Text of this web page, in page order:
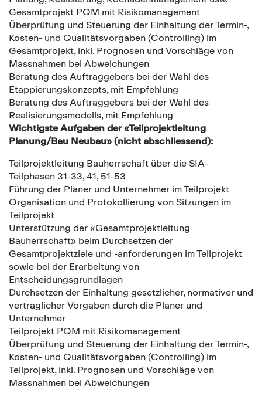
Gesamtprojekt PQM mit Risikomanagement
Überprüfung und Steuerung der Einhaltung der Termin-,
Kosten- und Qualitätsvorgaben (Controlling) im
Gesamtprojekt, inkl. Prognosen und Vorschläge von
Massnahmen bei Abweichungen
Beratung des Auftraggebers bei der Wahl des
Etappierungskonzepts, mit Empfehlung
Beratung des Auftraggebers bei der Wahl des
Realisierungsmodells, mit Empfehlung
Wichtigste Aufgaben der «Teilprojektleitung
Planung/Bau Neubau» (nicht abschliessend):
Teilprojektleitung Bauherrschaft über die SIA-
Teilphasen 31-33, 41, 51-53
Führung der Planer und Unternehmer im Teilprojekt
Organisation und Protokollierung von Sitzungen im
Teilprojekt
Unterstützung der «Gesamtprojektleitung
Bauherrschaft» beim Durchsetzen der
Gesamtprojektziele und -anforderungen im Teilprojekt
sowie bei der Erarbeitung von
Entscheidungsgrundlagen
Durchsetzen der Einhaltung gesetzlicher, normativer und
vertraglicher Vorgaben durch die Planer und
Unternehmer
Teilprojekt PQM mit Risikomanagement
Überprüfung und Steuerung der Einhaltung der Termin-,
Kosten- und Qualitätsvorgaben (Controlling) im
Teilprojekt, inkl. Prognosen und Vorschläge von
Massnahmen bei Abweichungen